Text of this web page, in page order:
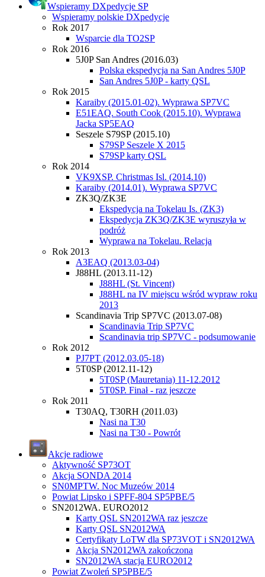
Wspieramy DXpedycje SP
Wspieramy polskie DXpedycje
Rok 2017
Wsparcie dla TO2SP
Rok 2016
5J0P San Andres (2016.03)
Polska ekspedycja na San Andres 5J0P
San Andres 5J0P - karty QSL
Rok 2015
Karaiby (2015.01-02). Wyprawa SP7VC
E51EAQ. South Cook (2015.10). Wyprawa
Jacka SP5EAQ
Seszele S79SP (2015.10)
S79SP Seszele X 2015
S79SP karty QSL
Rok 2014
VK9XSP. Christmas Isl. (2014.10)
Karaiby (2014.01). Wyprawa SP7VC
ZK3Q/ZK3E
Ekspedycja na Tokelau Is. (ZK3)
Ekspedycja ZK3Q/ZK3E wyruszyła w
podróż
Wyprawa na Tokelau. Relacja
Rok 2013
A3EAQ (2013.03-04)
J88HL (2013.11-12)
J88HL (St. Vincent)
J88HL na IV miejscu wśród wypraw roku
2013
Scandinavia Trip SP7VC (2013.07-08)
Scandinavia Trip SP7VC
Scandinavia trip SP7VC - podsumowanie
Rok 2012
PJ7PT (2012.03.05-18)
5T0SP (2012.11-12)
5T0SP (Mauretania) 11-12.2012
5T0SP. Finał - raz jeszcze
Rok 2011
T30AQ, T30RH (2011.03)
Nasi na T30
Nasi na T30 - Powrót
Akcje radiowe
Aktywność SP73OT
Akcja SONDA 2014
SN0MPTW. Noc Muzeów 2014
Powiat Lipsko i SPFF-804 SP5PBE/5
SN2012WA. EURO2012
Karty QSL SN2012WA raz jeszcze
Karty QSL SN2012WA
Certyfikaty LoTW dla SP73VOT i SN2012WA
Akcja SN2012WA zakończona
SN2012WA stacja EURO2012
Powiat Zwoleń SP5PBE/5